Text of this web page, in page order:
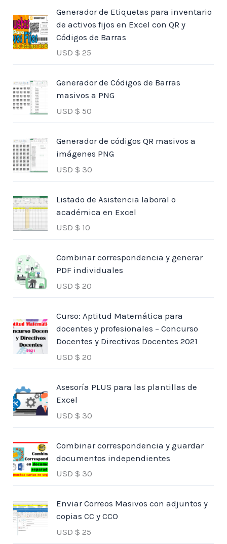
Generador de Etiquetas para inventario
de activos fijos en Excel con QR y
Códigos de Barras
USD $ 25
Generador de Códigos de Barras
masivos a PNG
USD $ 50
Generador de códigos QR masivos a
imágenes PNG
USD $ 30
Listado de Asistencia laboral o
académica en Excel
USD $ 10
Combinar correspondencia y generar
PDF individuales
USD $ 20
Curso: Aptitud Matemática para
docentes y profesionales – Concurso
Docentes y Directivos Docentes 2021
USD $ 20
Asesoría PLUS para las plantillas de
Excel
USD $ 30
Combinar correspondencia y guardar
documentos independientes
USD $ 30
Enviar Correos Masivos con adjuntos y
copias CC y CCO
USD $ 25